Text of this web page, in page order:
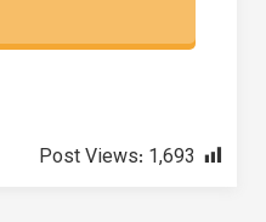
Post Views: 1,693